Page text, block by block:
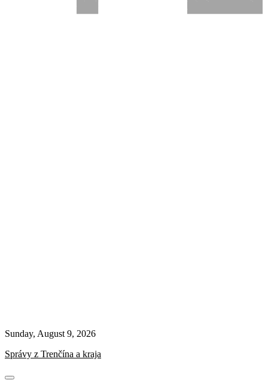
Sunday, August 9, 2026
Správy z Trenčína a kraja